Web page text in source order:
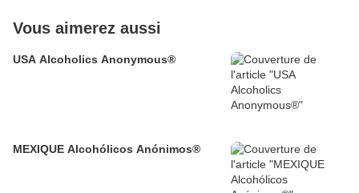
Vous aimerez aussi
USA Alcoholics Anonymous®
MEXIQUE Alcohólicos Anónimos®